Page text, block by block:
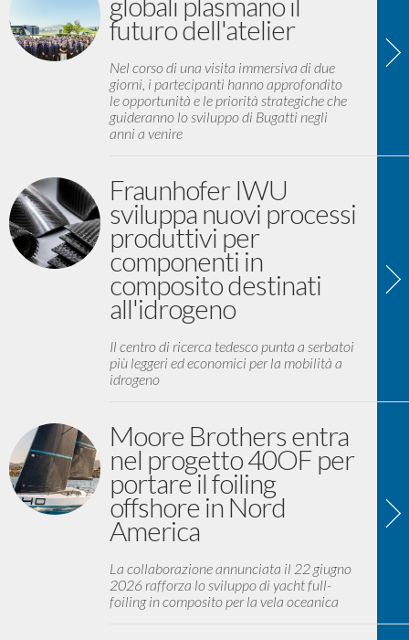
futuro dell'atelier
Nel corso di una visita immersiva di due
giorni, i partecipanti hanno approfondito
le opportunità e le priorità strategiche che
guideranno lo sviluppo di Bugatti negli
anni a venire
Fraunhofer IWU
sviluppa nuovi processi
produttivi per
componenti in
composito destinati
all'idrogeno
Il centro di ricerca tedesco punta a serbatoi
più leggeri ed economici per la mobilità a
idrogeno
Moore Brothers entra
nel progetto 40OF per
portare il foiling
offshore in Nord
America
La collaborazione annunciata il 22 giugno
2026 rafforza lo sviluppo di yacht full-
foiling in composito per la vela oceanica